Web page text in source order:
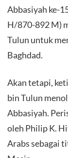
Abbasiyah ke-
H/870-892 M)
Tulun untuk
Baghdad.
Akan tetapi,
bin Tulun
Abbasiyah.
oleh Philip K.
Arabs sebagai